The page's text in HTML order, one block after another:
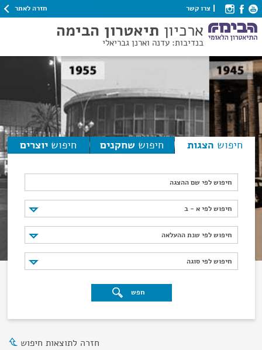
צרו קשר חזרה לאתר
ארכיון תיאטרון הבימה
בנדיבות: עדנה וארנן גבריאלי
חיפוש הצגות חיפוש שחקנים חיפוש יוצרים
חיפוש לפי שם ההצגה
חיפוש לפי א - ב
חיפוש לפי א - ב
חיפוש לפי שנת ההעלאה
חיפוש לפי שנת ההעלאה
חיפוש לפי סוגה
חיפוש לפי סוגה
חפש
חזרה לתוצאות חיפוש